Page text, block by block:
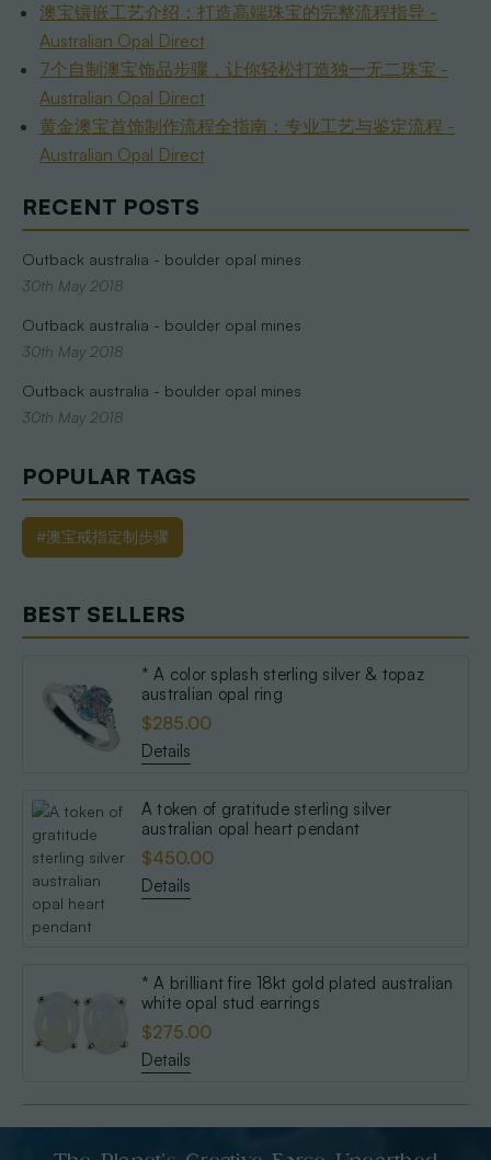
RECENT POSTS
Outback australia - boulder opal mines
30th May 2018
Outback australia - boulder opal mines
30th May 2018
Outback australia - boulder opal mines
30th May 2018
POPULAR TAGS
#澳宝戒指定制步骤
BEST SELLERS
* A color splash sterling silver & topaz
australian opal ring
$285.00
Details
A token of gratitude sterling silver
australian opal heart pendant
$450.00
Details
* A brilliant fire 18kt gold plated australian
white opal stud earrings
$275.00
Details
澳宝镶嵌工艺介绍：打造高端珠宝的完整流程指导 -
Australian Opal Direct
7个自制澳宝饰品步骤，让你轻松打造独一无二珠宝 -
Australian Opal Direct
黄金澳宝首饰制作流程全指南：专业工艺与鉴定流程 -
Australian Opal Direct